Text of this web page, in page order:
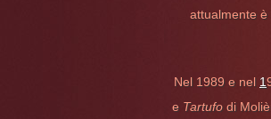
attualmente è
Nel 1989 e nel 1
e Tartufodi